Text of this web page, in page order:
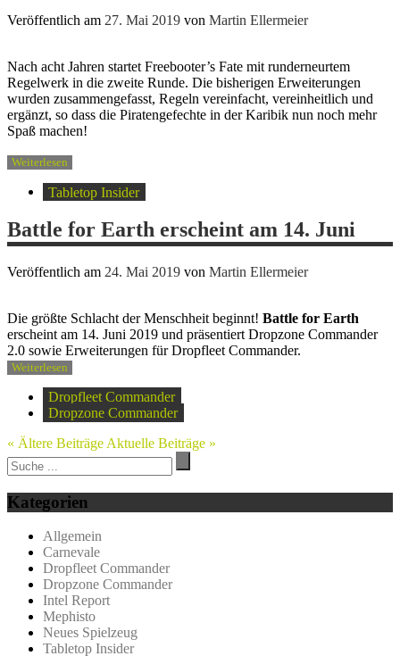
Veröffentlich am 27. Mai 2019 von Martin Ellermeier
Nach acht Jahren startet Freebooter’s Fate mit runderneurtem
Regelwerk in die zweite Runde. Die bisherigen Erweiterungen
wurden zusammengefasst, Regeln vereinfacht, vereinheitlich und
ergänzt, so dass die Piratengefechte in der Karibik nun noch mehr
Spaß machen!
Weiterlesen
Tabletop Insider
Battle for Earth erscheint am 14. Juni
Veröffentlich am 24. Mai 2019 von Martin Ellermeier
Die größte Schlacht der Menschheit beginnt! Battle for Earth
erscheint am 14. Juni 2019 und präsentiert Dropzone Commander
2.0 sowie Erweiterungen für Dropfleet Commander.
Weiterlesen
Dropfleet Commander
Dropzone Commander
« Ältere Beiträge Aktuelle Beiträge »
Kategorien
Allgemein
Carnevale
Dropfleet Commander
Dropzone Commander
Intel Report
Mephisto
Neues Spielzeug
Tabletop Insider